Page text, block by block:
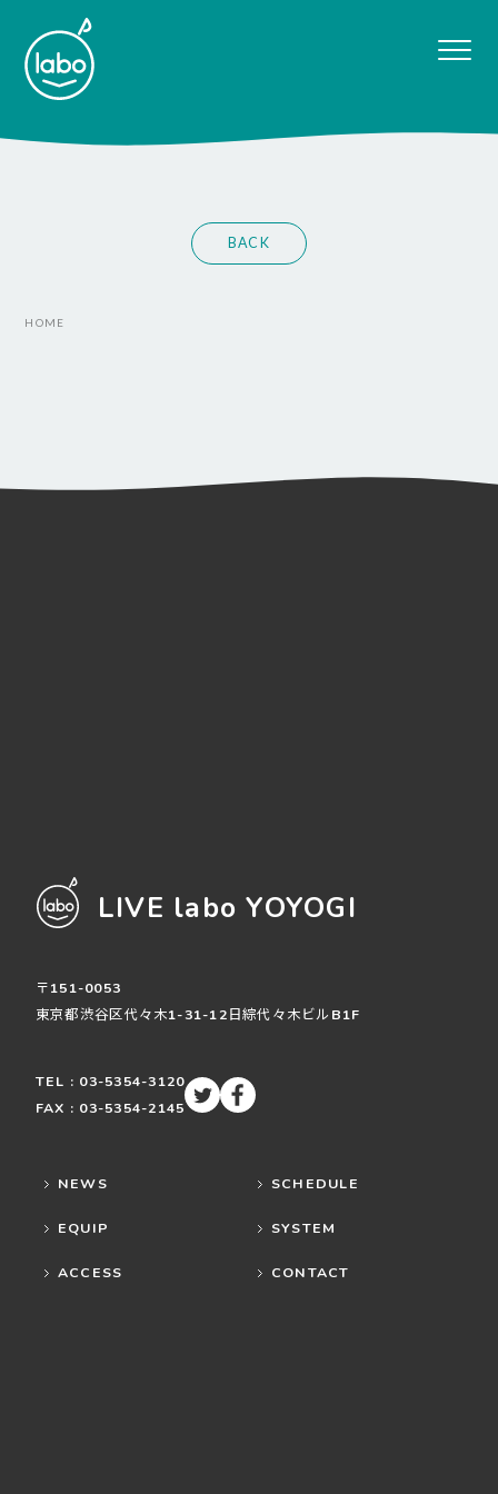
BACK
HOME
LIVE labo YOYOGI
〒151-0053
東京都渋谷区代々木1-31-12日綜代々木ビルB1F
TEL : 03-5354-3120
FAX : 03-5354-2145
NEWS SCHEDULE
EQUIP SYSTEM
ACCESS CONTACT